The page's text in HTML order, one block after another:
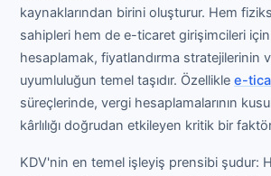
kaynaklarından birini oluşturur. Hem
sahipleri hem de e-ticaret girişimcileri
hesaplamak, fiyatlandırma stratejilerinin
uyumluluğun temel taşıdır. Özellikle e-
süreçlerinde, vergi hesaplamalarının
kârlılığı doğrudan etkileyen kritik bir
KDV'nin en temel işleyiş prensibi şudur: